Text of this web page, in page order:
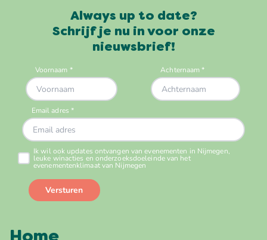
Always up to date?
Schrijf je nu in voor onze
nieuwsbrief!